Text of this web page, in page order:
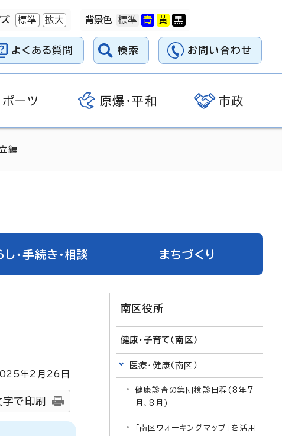
ズ 標準 拡大 背景色
よくある質問 検索 お問い合わせ
ポーツ 原爆・平和 市政
編
し・手続き・相談 まちづくり
年2月 26 日
で印刷
南区役所
健康・子育て（南区）
医療・健康（南区）
健康診査の集団検診日程(8年7
月、8月)
「南区ウォーキングマップ」を活用